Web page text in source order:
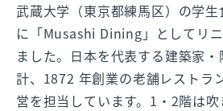
武蔵大学（東京都練馬区）の学
に「Musashi Dining」としてリ
ました。日本を代表する建築家
計、1872 年創業の老舗レストラ
営を担当しています。1・2階は